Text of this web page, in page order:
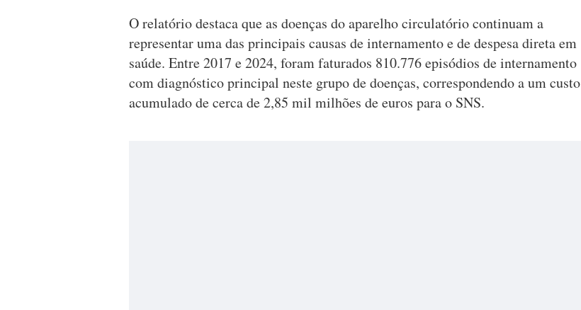
O relatório destaca que as doenças do aparelho circulatório continuam a
representar uma das principais causas de internamento e de despesa direta em
saúde. Entre 2017 e 2024, foram faturados 810.776 episódios de internamento
com diagnóstico principal neste grupo de doenças, correspondendo a um custo
acumulado de cerca de 2,85 mil milhões de euros para o SNS.